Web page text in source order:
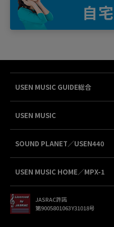
自宅
USEN MUSIC GUIDE総合
USEN MUSIC
SOUND PLANET／USEN440
USEN MUSIC HOME／MPX-1
JASRAC許諾
第9005801063Y31018号